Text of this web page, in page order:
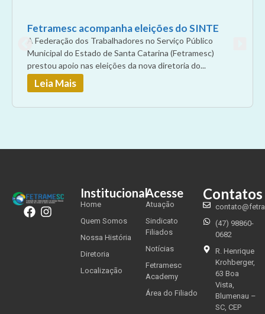
Fetramesc acompanha eleições do SINTE
A Federação dos Trabalhadores no Serviço Público
Municipal do Estado de Santa Catarina (Fetramesc)
prestou apoio nas eleições da nova diretoria do...
Leia Mais
Institucional
Home
Quem Somos
Nossa História
Diretoria
Localização
Acesse
Atuação
Sindicato
Filiados
Notícias
Fetramesc
Academy
Área do Filiado
Contatos
(47) 98860-
0682
R. Henrique
Krohberger,
63 Boa
Vista,
Blumenau –
SC, CEP